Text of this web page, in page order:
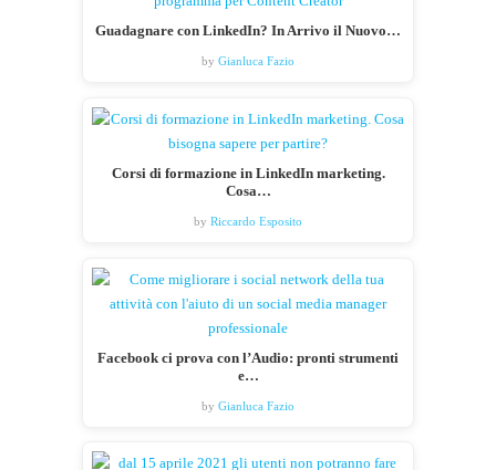
Guadagnare con LinkedIn? In Arrivo il Nuovo…
by Gianluca Fazio
Corsi di formazione in LinkedIn marketing.
Cosa…
by Riccardo Esposito
Facebook ci prova con l’Audio: pronti strumenti
e…
by Gianluca Fazio